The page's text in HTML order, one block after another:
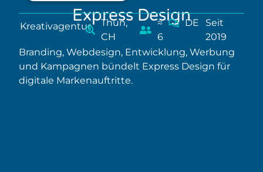
Express Design
Kreativagentur
Thun,
CH
≈
6
DE
Seit
2019
Branding, Webdesign, Entwicklung, Werbung
und Kampagnen bündelt Express Design für
digitale Markenauftritte.